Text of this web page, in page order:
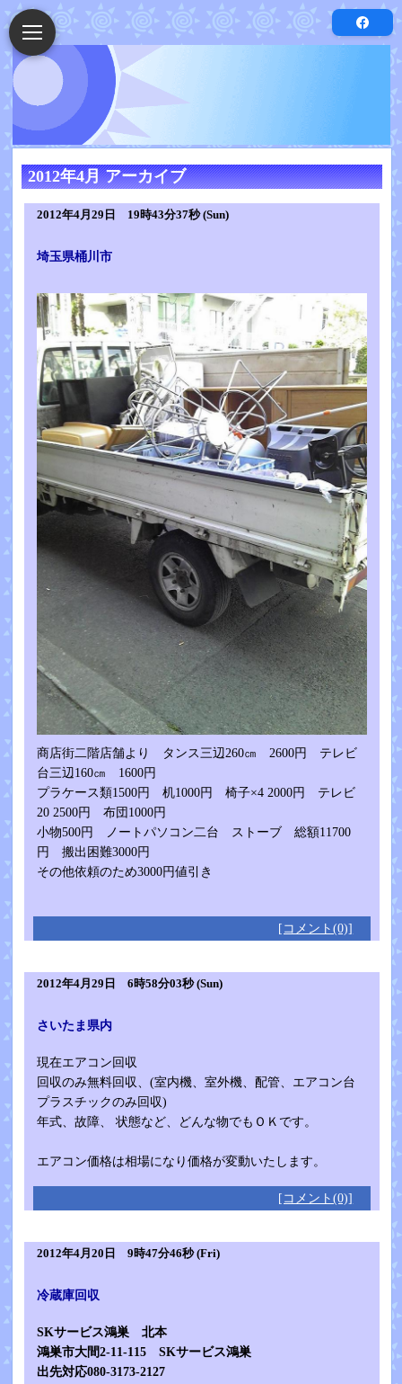
2012年4月 アーカイブ
2012年4月29日 19時43分37秒 (Sun)
埼玉県桶川市
商店街二階店舗より タンス三辺260㎝ 2600円 テレビ
台三辺160㎝ 1600円
プラケース類1500円 机1000円 椅子×4 2000円 テレビ
20 2500円 布団1000円
小物500円 ノートパソコン二台 ストーブ 総額11700
円 搬出困難3000円
その他依頼のため3000円値引き
[コメント(0)]
2012年4月29日 6時58分03秒 (Sun)
さいたま県内
現在エアコン回収
回収のみ無料回収、(室内機、室外機、配管、エアコン台
プラスチックのみ回収)
年式、故障、 状態など、どんな物でもＯＫです。
エアコン価格は相場になり価格が変動いたします。
[コメント(0)]
2012年4月20日 9時47分46秒 (Fri)
冷蔵庫回収
SKサービス鴻巣 北本
鴻巣市大間2-11-115 SKサービス鴻巣
出先対応080-3173-2127